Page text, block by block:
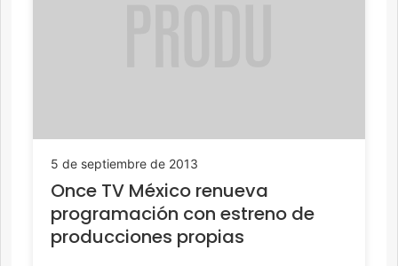
5 de septiembre de 2013
Once TV México renueva
programación con estreno de
producciones propias